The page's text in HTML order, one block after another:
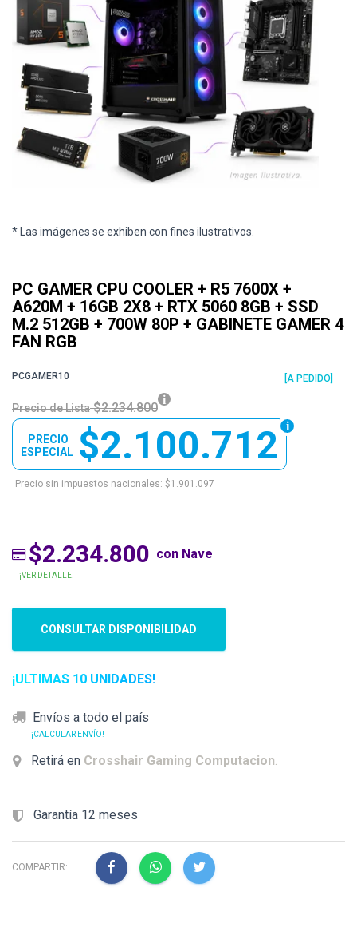
* Las imágenes se exhiben con fines ilustrativos.
PC GAMER CPU COOLER + R5 7600X +
A620M + 16GB 2X8 + RTX 5060 8GB + SSD
M.2 512GB + 700W 80P + GABINETE GAMER 4
FAN RGB
PCGAMER10 [A PEDIDO]
Precio de Lista $2.234.800
$2.100.712
PRECIO
ESPECIAL
Precio sin impuestos nacionales: $1.901.097
$2.234.800 con Nave
¡VER DETALLE!
CONSULTAR DISPONIBILIDAD
¡ULTIMAS 10 UNIDADES!
Envíos a todo el país
¡CALCULAR ENVÍO!
Retirá en Crosshair Gaming Computacion.
Garantía 12 meses
COMPARTIR: